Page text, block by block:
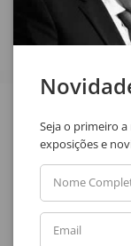
Seja o primeiro
exposições e
Nome
Email